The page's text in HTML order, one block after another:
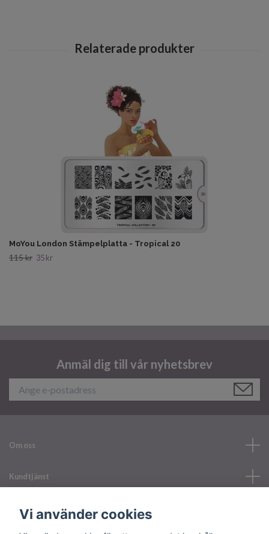
MoYou London Stämpelplatta - Tropical 20
115 kr 35 kr
Anmäl dig till vår nyhetsbrev
Om oss
Kundtjänst
Läs mer
Vi använder cookies